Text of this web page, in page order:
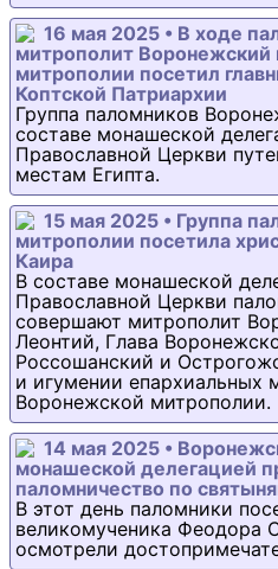
16 мая 2025 • В ходе
митрополит Воронежский
митрополии посетил
Коптской Патриархии
Группа паломников
составе монашеской
Православной Церкви
местам Египта.
15 мая 2025 • Группа
митрополии посетила
Каира
В составе монашеской
Православной Церкви
совершают митрополит
Леонтий, Глава
Россошанский и
и игумении епархиальных
Воронежской митрополии.
14 мая 2025 •
монашеской делегацией
паломничество по
В этот день паломники
великомученика Феодора
осмотрели